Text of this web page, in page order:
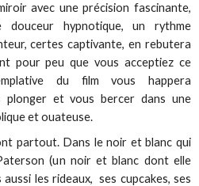
avec une précision fascinante,
douceur hypnotique, un rythme
certes captivante, en rebutera
pour peu que vous acceptiez ce
du film vous happera
plonger et vous bercer dans une
et ouateuse.
partout. Dans le noir et blanc qui
(un noir et blanc dont elle
les rideaux, ses cupcakes, ses